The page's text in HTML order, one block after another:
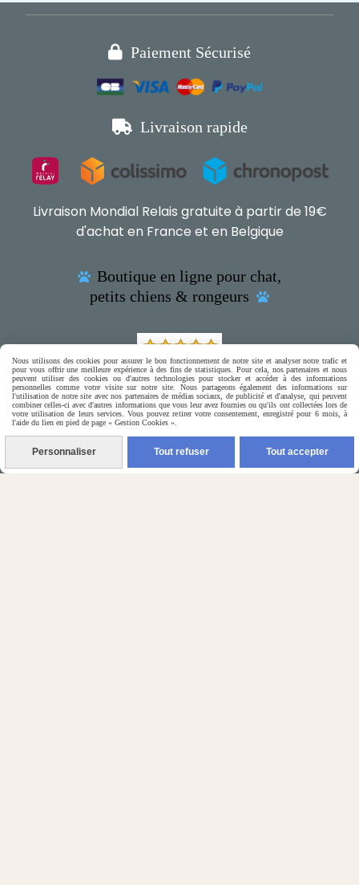
 Paiement Sécurisé
 Livraison rapide
Livraison Mondial Relais gratuite à partir de 19€
d'achat en France et en Belgique
 Boutique en ligne pour chat,
petits chiens & rongeurs

(5) Nos Avis Clients :
CE QU'EN PENSENT NOS CLIENTS
Contactez-nous
Nous utilisons des cookies pour assurer le bon fonctionnement de notre site et analyser notre trafic et
pour vous offrir une meilleure expérience à des fins de statistiques. Pour cela, nos partenaires et nous
peuvent utiliser des cookies ou d'autres technologies pour stocker et accéder à des informations
personnelles comme votre visite sur notre site. Nous partageons également des informations sur
l'utilisation de notre site avec nos partenaires de médias sociaux, de publicité et d'analyse, qui peuvent
combiner celles-ci avec d'autres informations que vous leur avez fournies ou qu'ils ont collectées lors de
votre utilisation de leurs services. Vous pouvez retirer votre consentement, enregistré pour 6 mois, à
l'aide du lien en pied de page « Gestion Cookies ».
Personnaliser Tout refuser Tout accepter